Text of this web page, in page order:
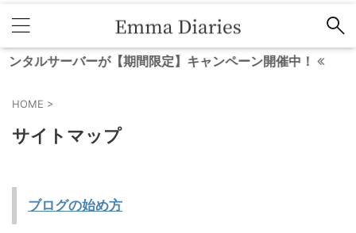
ーバーが【期間限定】キャンペーン開催中！
HOME >
サイトマップ
ブログの始め方